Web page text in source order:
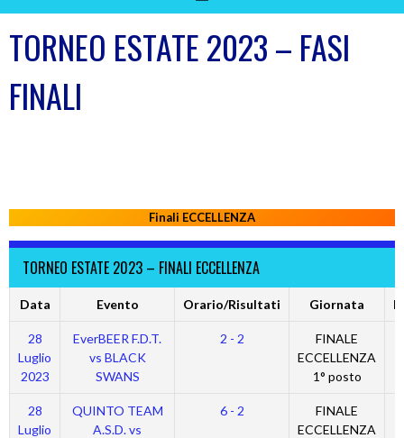
TORNEO ESTATE 2023 – FASI
FINALI
Finali ECCELLENZA
TORNEO ESTATE 2023 – FINALI ECCELLENZA
Data Evento Orario/Risultati Giornata
28
Luglio
2023
EverBEER F.D.T.
vs BLACK
SWANS
2 - 2
FINALE
ECCELLENZA
1° posto
28
Luglio
QUINTO TEAM
A.S.D. vs
6 - 2
FINALE
ECCELLENZA